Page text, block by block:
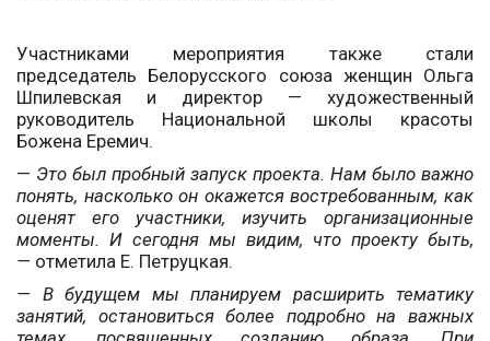
Участниками мероприятия также стали
председатель Белорусского союза женщин Ольга
Шпилевская и директор — художественный
руководитель Национальной школы красоты
Божена Еремич.
— Это был пробный запуск проекта. Нам было важно
понять, насколько он окажется востребованным, как
оценят его участники, изучить организационные
моменты. И сегодня мы видим, что проекту быть,
— отметила Е. Петруцкая.
— В будущем мы планируем расширить тематику
занятий, остановиться более подробно на важных